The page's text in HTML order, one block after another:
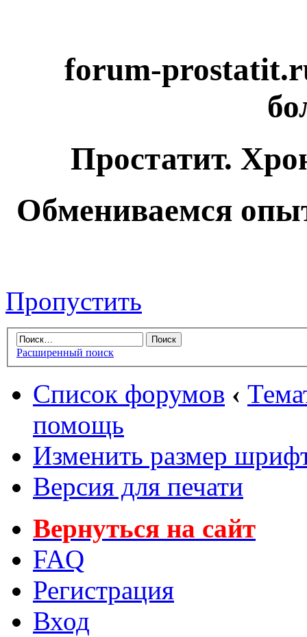
forum-
Простатит.
Обмениваемся
Пропустить
Расширенный поиск
Список форумов ‹
помощь
Изменить размер
Версия для печати
Вернуться на сайт
FAQ
Регистрация
Вход